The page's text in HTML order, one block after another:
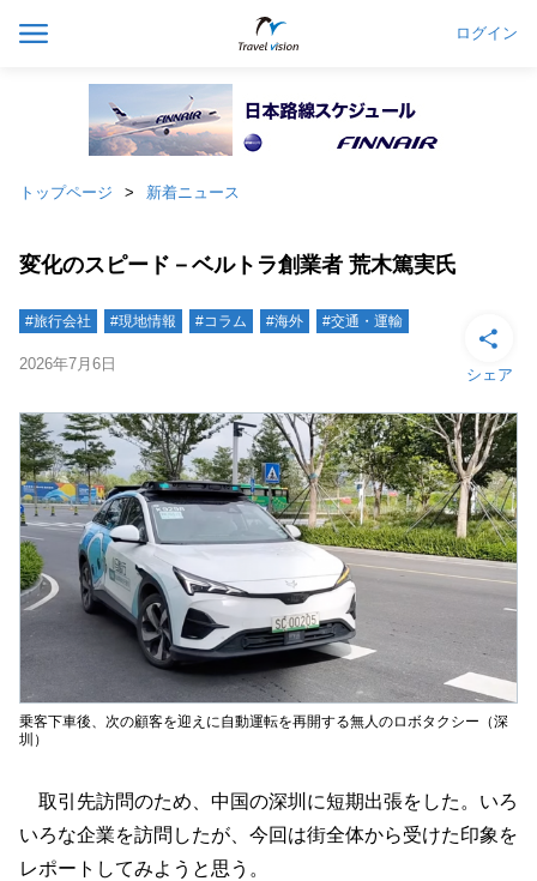
ログイン
トップページ 新着ニュース
変化のスピード－ベルトラ創業者 荒木篤実氏
#旅行会社 #現地情報 #コラム #海外 #交通・運輸
2026年7月6日
シェア
乗客下車後、次の顧客を迎えに自動運転を再開する無人のロボタクシー（深
圳）
取引先訪問のため、中国の深圳に短期出張をした。いろ
いろな企業を訪問したが、今回は街全体から受けた印象を
レポートしてみようと思う。